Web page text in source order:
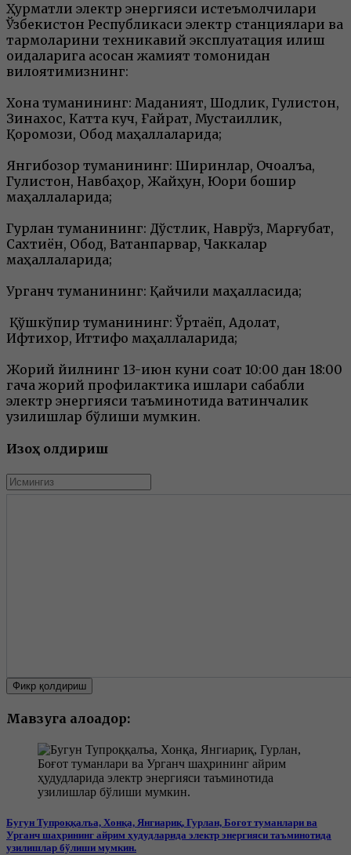
Ҳурматли электр энергияси истеъмолчилари
Ўзбекистон Республикаси электр станциялари ва
тармоқларини техникавий эксплуатация қилиш
қоидаларига асосан жамият томонидан
вилоятимизнинг:
Хонқа туманининг: Маданият, Шодлик, Гулистон,
Зинахос, Катта куч, Ғайрат, Мустақиллик,
Қоромози, Обод маҳаллаларида;
Янгибозор туманининг: Ширинлар, Очоққалъа,
Гулистон, Навбаҳор, Жайҳун, Юқори бошқир
маҳаллаларида;
Гурлан туманининг: Дўстлик, Наврўз, Марғубат,
Сахтиён, Обод, Ватанпарвар, Чаккалар
маҳаллаларида;
Урганч туманининг: Қайчили маҳалласида;
Қўшкўпир туманининг: Ўртаёп, Адолат,
Ифтихор, Иттифоқ маҳаллаларида;
Жорий йилнинг 13-июн куни соат 10:00 дан 18:00
гача жорий профилактика ишлари сабабли
электр энергияси таъминотида вақтинчалик
узилишлар бўлиши мумкин.
Изоҳ қолдириш
Фикр қолдириш
Мавзуга алоқадор:
Бугун Тупроққалъа, Хонқа, Янгиариқ, Гурлан, Боғот туманлари ва
Урганч шаҳрининг айрим ҳудудларида электр энергияси таъминотида
узилишлар бўлиши мумкин.